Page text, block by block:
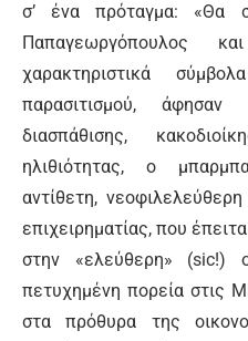
σ’ ένα πρόταγμα:
Παπαγεωργόπουλος
χαρακτηριστικά
παρασιτισμού,
διασπάθισης,
ηλιθιότητας, ο
αντίθετη,
επιχειρηματίας, που
στην «ελεύθερη» (sic!)
πετυχημένη πορεία στις
στα πρόθυρα της